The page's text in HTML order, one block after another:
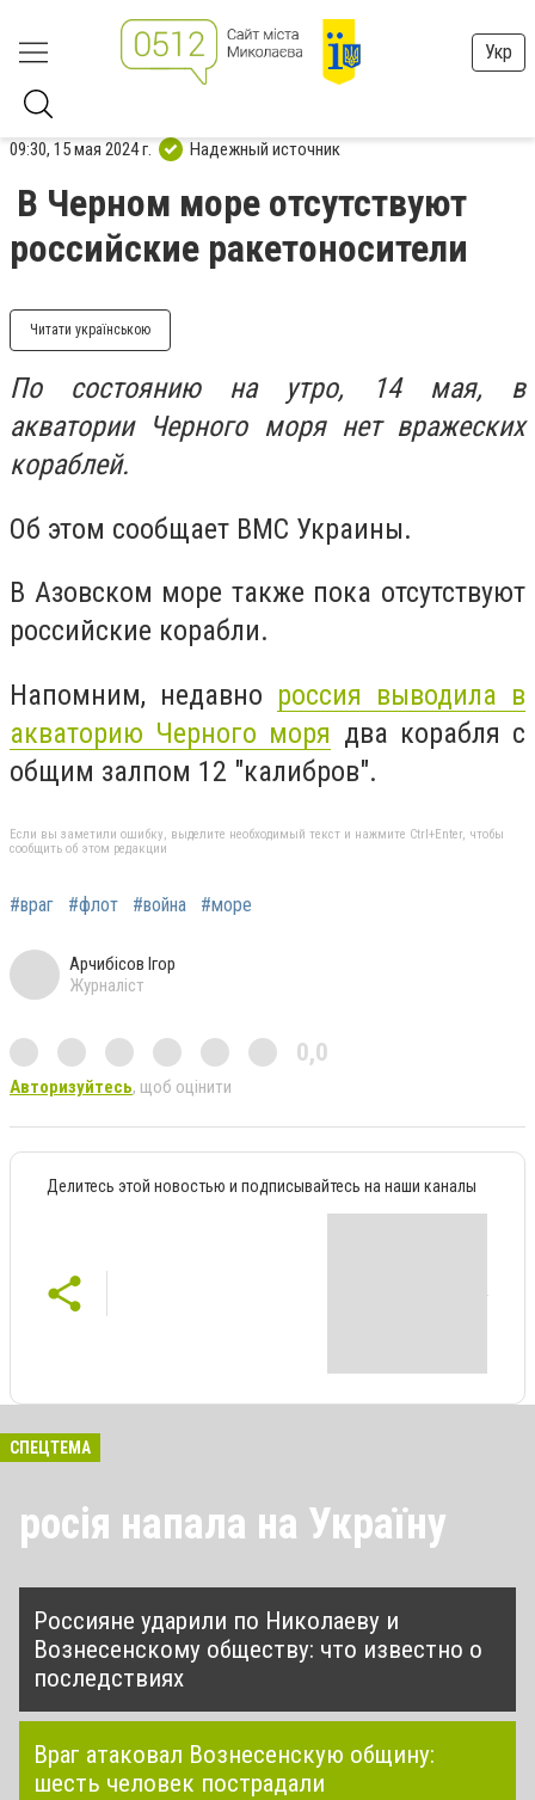
Укр
09:30, 15 мая 2024 г. Надежный источник
В Черном море отсутствуют
российские ракетоносители
Читати українською
По состоянию на утро, 14 мая, в
акватории Черного моря нет вражеских
кораблей.
Об этом сообщает ВМС Украины.
В Азовском море также пока отсутствуют
российские корабли.
Напомним, недавно россия выводила в
акваторию Черного моря два корабля с
общим залпом 12 "калибров".
Если вы заметили ошибку, выделите необходимый текст и нажмите Ctrl+Enter, чтобы
сообщить об этом редакции
#враг #флот #война #море
Арчибісов Ігор
Журналіст
0,0
Авторизуйтесь, щоб оцінити
Делитесь этой новостью и подписывайтесь на наши каналы
СПЕЦТЕМА
росія напала на Україну
Россияне ударили по Николаеву и
Вознесенскому обществу: что известно о
последствиях
Враг атаковал Вознесенскую общину:
шесть человек пострадали